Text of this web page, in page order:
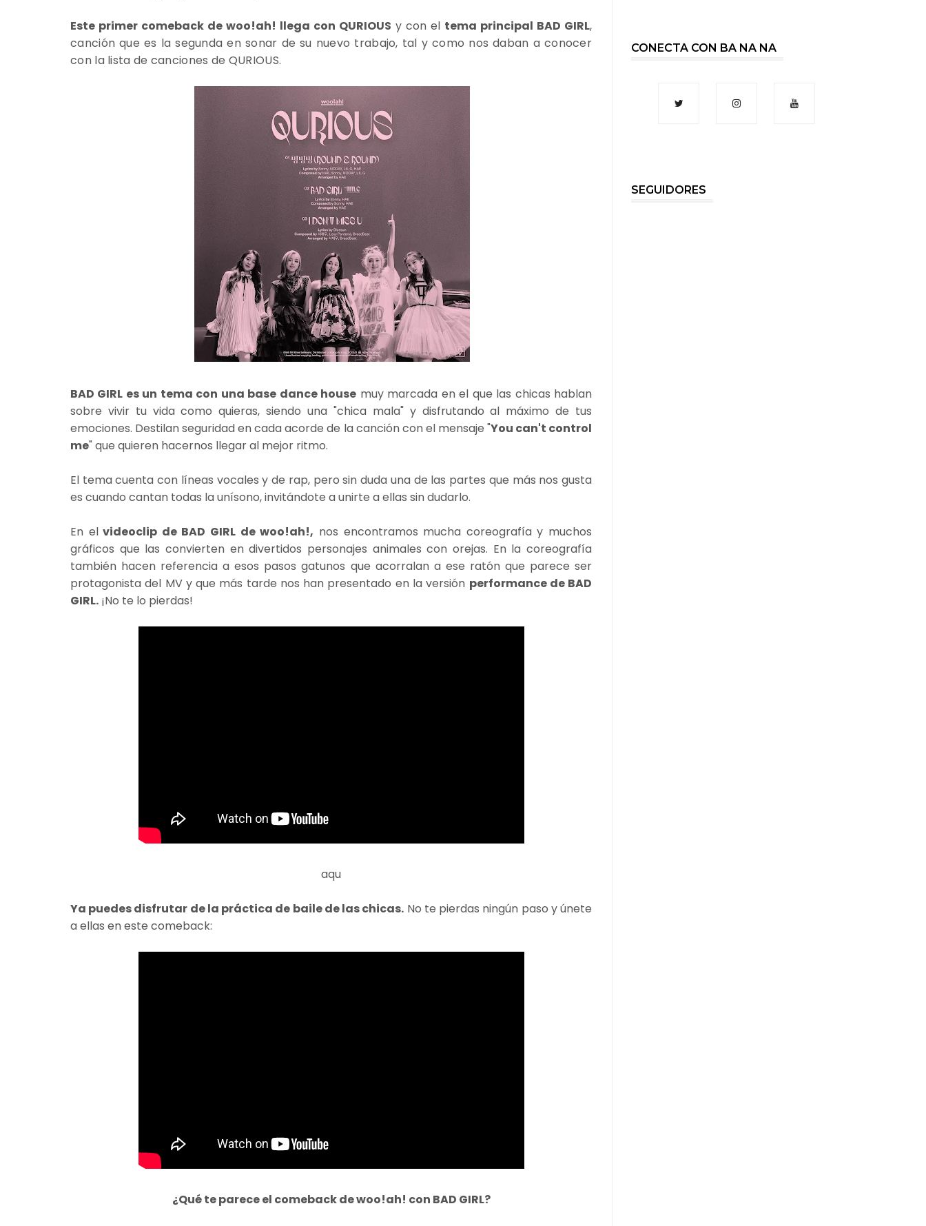
Este primer comeback de woo!ah! llega con QURIOUS y con el tema principal BAD GIRL,
canción que es la segunda en sonar de su nuevo trabajo, tal y como nos daban a conocer
con la lista de canciones de QURIOUS.
BAD GIRL es un tema con una base dance house muy marcada en el que las chicas hablan
sobre vivir tu vida como quieras, siendo una "chica mala" y disfrutando al máximo de tus
emociones. Destilan seguridad en cada acorde de la canción con el mensaje "You can't control
me" que quieren hacernos llegar al mejor ritmo.
El tema cuenta con líneas vocales y de rap, pero sin duda una de las partes que más nos gusta
es cuando cantan todas la unísono, invitándote a unirte a ellas sin dudarlo.
En elvideoclip de BAD GIRL de woo!ah!, nos encontramos mucha coreografía y muchos
gráficos que las convierten en divertidos personajes animales con orejas. En la coreografía
también hacen referencia a esos pasos gatunos que acorralan a ese ratón que parece ser
protagonista del MV y que más tarde nos han presentado en la versión performance de BAD
GIRL. ¡No te lo pierdas!
aqu
Ya puedes disfrutar de la práctica de baile de las chicas. No te pierdas ningún paso y únete
a ellas en este comeback:
¿Qué te parece el comeback de woo!ah! con BAD GIRL?
CONECTA CON BA NA NA
SEGUIDORES